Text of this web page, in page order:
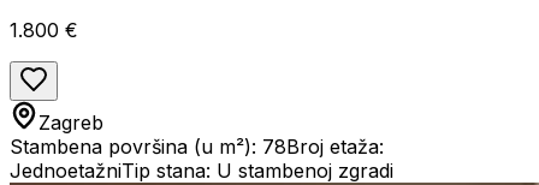
1.800 €
Zagreb
Stambena površina (u m²): 78Broj etaža:
JednoetažniTip stana: U stambenoj zgradi